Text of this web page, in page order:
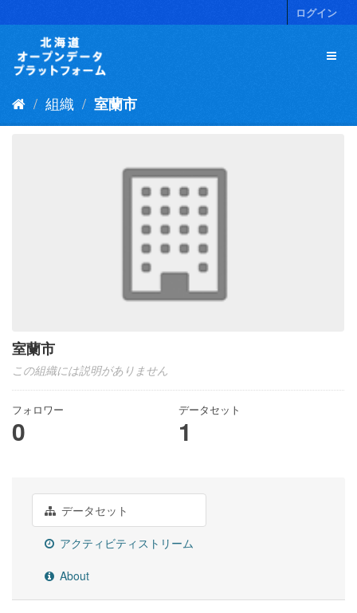
キ
ログイン
組織 室蘭市
室蘭市
この組織には説明がありません
フォロワー
0
データセット
1
データセット
アクティビティストリーム
About